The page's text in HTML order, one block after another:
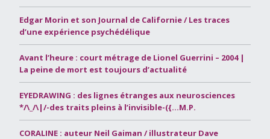
Edgar Morin et son Journal de Californie / Les traces
d’une expérience psychédélique
Avant l’heure : court métrage de Lionel Guerrini – 2004 |
La peine de mort est toujours d’actualité
EYEDRAWING : des lignes étranges aux neurosciences
*/\_/\|/-des traits pleins à l’invisible-({…M.P.
CORALINE : auteur Neil Gaiman / illustrateur Dave